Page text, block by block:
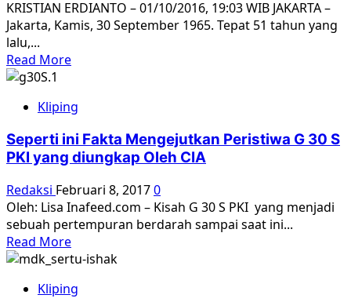
Anggota
Cakrabirawa
KRISTIAN ERDIANTO – 01/10/2016, 19:03 WIB JAKARTA –
Jakarta, Kamis, 30 September 1965. Tepat 51 tahun yang
lalu,...
Read MoreRead
“Bapak
di
Depan
Mendengar
Jutaan
Rakyatnya
Dibunuh
Setelah
G30S”
Kliping
Seperti ini Fakta Mengejutkan Peristiwa G 30 S
PKI yang diungkap Oleh CIA
Redaksi Februari 8, 20170
Oleh: Lisa Inafeed.com – Kisah G 30 S PKI yang menjadi
sebuah pertempuran berdarah sampai saat ini...
Read MoreRead
more
Seperti
Kliping